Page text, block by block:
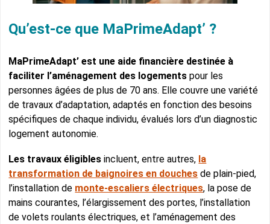
Qu’est-ce que MaPrimeAdapt’ ?
MaPrimeAdapt’ est une aide financière destinée à
faciliter l’aménagement des logementspour les
personnes âgées de plus de 70 ans. Elle couvre une variété
de travaux d’adaptation, adaptés en fonction des besoins
spécifiques de chaque individu, évalués lors d’un diagnostic
logement autonomie.
Les travaux éligibles incluent, entre autres, la
transformation de baignoires en douches de plain-pied,
l’installation de monte-escaliers électriques, la pose de
mains courantes, l’élargissement des portes, l’installation
de volets roulants électriques, et l’aménagement des